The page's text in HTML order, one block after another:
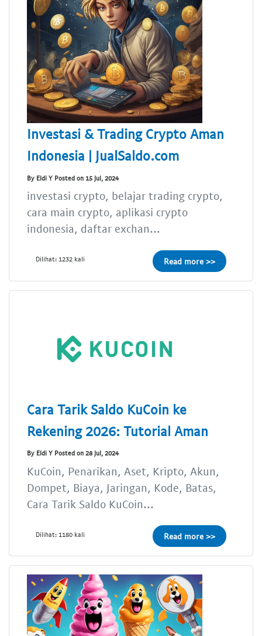
Investasi & Trading Crypto Aman
Indonesia | JualSaldo.com
By Eldi Y Posted on 15 Jul, 2024
investasi crypto, belajar trading crypto,
cara main crypto, aplikasi crypto
indonesia, daftar exchan...
Dilihat: 1232 kali Read more >>
Cara Tarik Saldo KuCoin ke
Rekening 2026: Tutorial Aman
By Eldi Y Posted on 28 Jul, 2024
KuCoin, Penarikan, Aset, Kripto, Akun,
Dompet, Biaya, Jaringan, Kode, Batas,
Cara Tarik Saldo KuCoin...
Dilihat: 1180 kali Read more >>